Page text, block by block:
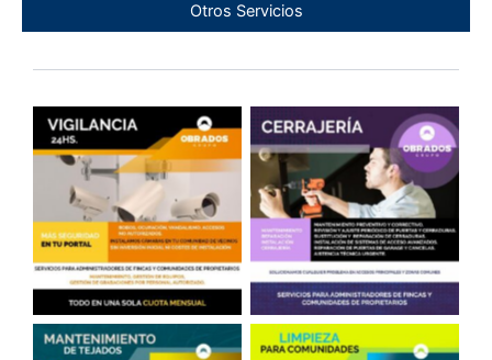
Otros Servicios
Cámaras en Portales Cerrajería